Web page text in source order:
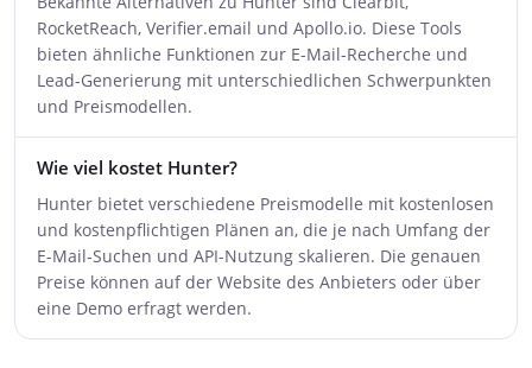
RocketReach, Verifier.email und Apollo.io. Diese Tools
bieten ähnliche Funktionen zur E-Mail-Recherche und
Lead-Generierung mit unterschiedlichen Schwerpunkten
und Preismodellen.
Wie viel kostet Hunter?
Hunter bietet verschiedene Preismodelle mit kostenlosen
und kostenpflichtigen Plänen an, die je nach Umfang der
E-Mail-Suchen und API-Nutzung skalieren. Die genauen
Preise können auf der Website des Anbieters oder über
eine Demo erfragt werden.